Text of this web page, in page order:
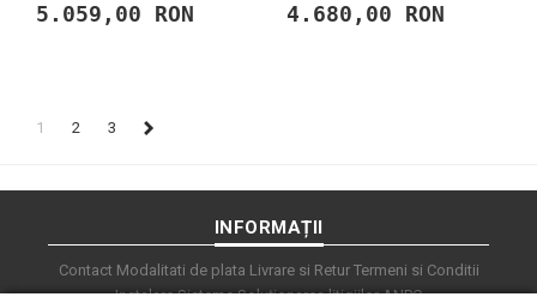
5.059,00 RON 4.680,00 RON
1 2 3
INFORMAȚII
Contact Modalitati de plata Livrare si Retur Termeni si Conditii
Instalare Sisteme Soluționarea litigiilor ANPC